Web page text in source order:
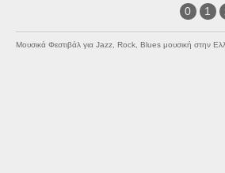
0
1
Μουσικά Φεστιβάλ για Jazz, Rock, Blues μουσική στην